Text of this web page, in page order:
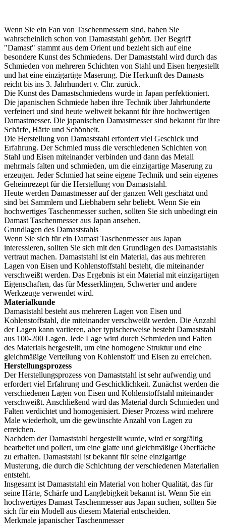
Wenn Sie ein Fan von Taschenmessern sind, haben Sie
wahrscheinlich schon von Damaststahl gehört. Der Begriff
"Damast" stammt aus dem Orient und bezieht sich auf eine
besondere Kunst des Schmiedens. Der Damaststahl wird durch das
Schmieden von mehreren Schichten von Stahl und Eisen hergestellt
und hat eine einzigartige Maserung. Die Herkunft des Damasts
reicht bis ins 3. Jahrhundert v. Chr. zurück.
Die Kunst des Damastschmiedens wurde in Japan perfektioniert.
Die japanischen Schmiede haben ihre Technik über Jahrhunderte
verfeinert und sind heute weltweit bekannt für ihre hochwertigen
Damastmesser. Die japanischen Damastmesser sind bekannt für ihre
Schärfe, Härte und Schönheit.
Die Herstellung von Damaststahl erfordert viel Geschick und
Erfahrung. Der Schmied muss die verschiedenen Schichten von
Stahl und Eisen miteinander verbinden und dann das Metall
mehrmals falten und schmieden, um die einzigartige Maserung zu
erzeugen. Jeder Schmied hat seine eigene Technik und sein eigenes
Geheimrezept für die Herstellung von Damaststahl.
Heute werden Damastmesser auf der ganzen Welt geschätzt und
sind bei Sammlern und Liebhabern sehr beliebt. Wenn Sie ein
hochwertiges Taschenmesser suchen, sollten Sie sich unbedingt ein
Damast Taschenmesser aus Japan ansehen.
Grundlagen des Damaststahls
Wenn Sie sich für ein Damast Taschenmesser aus Japan
interessieren, sollten Sie sich mit den Grundlagen des Damaststahls
vertraut machen. Damaststahl ist ein Material, das aus mehreren
Lagen von Eisen und Kohlenstoffstahl besteht, die miteinander
verschweißt werden. Das Ergebnis ist ein Material mit einzigartigen
Eigenschaften, das für Messerklingen, Schwerter und andere
Werkzeuge verwendet wird.
Materialkunde
Damaststahl besteht aus mehreren Lagen von Eisen und
Kohlenstoffstahl, die miteinander verschweißt werden. Die Anzahl
der Lagen kann variieren, aber typischerweise besteht Damaststahl
aus 100-200 Lagen. Jede Lage wird durch Schmieden und Falten
des Materials hergestellt, um eine homogene Struktur und eine
gleichmäßige Verteilung von Kohlenstoff und Eisen zu erreichen.
Herstellungsprozess
Der Herstellungsprozess von Damaststahl ist sehr aufwendig und
erfordert viel Erfahrung und Geschicklichkeit. Zunächst werden die
verschiedenen Lagen von Eisen und Kohlenstoffstahl miteinander
verschweißt. Anschließend wird das Material durch Schmieden und
Falten verdichtet und homogenisiert. Dieser Prozess wird mehrere
Male wiederholt, um die gewünschte Anzahl von Lagen zu
erreichen.
Nachdem der Damaststahl hergestellt wurde, wird er sorgfältig
bearbeitet und poliert, um eine glatte und gleichmäßige Oberfläche
zu erhalten. Damaststahl ist bekannt für seine einzigartige
Musterung, die durch die Schichtung der verschiedenen Materialien
entsteht.
Insgesamt ist Damaststahl ein Material von hoher Qualität, das für
seine Härte, Schärfe und Langlebigkeit bekannt ist. Wenn Sie ein
hochwertiges Damast Taschenmesser aus Japan suchen, sollten Sie
sich für ein Modell aus diesem Material entscheiden.
Merkmale japanischer Taschenmesser